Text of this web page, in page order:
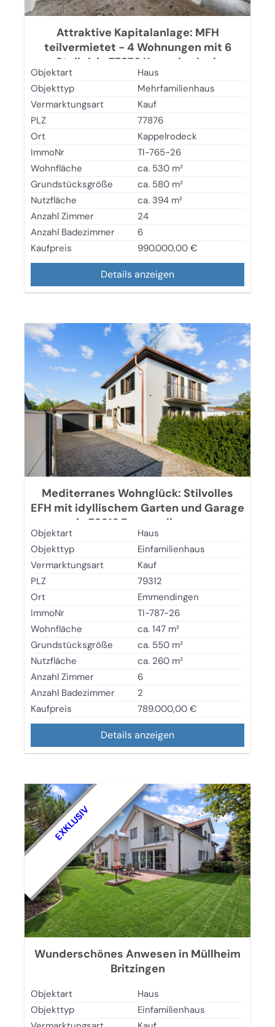
Attraktive Kapitalanlage: MFH
teilvermietet - 4 Wohnungen mit 6
Stellpl. in 77876 Kappelrodeck
Objektart
Haus
Objekttyp
Mehrfamilienhaus
Vermarktungsart
Kauf
PLZ
77876
Ort
Kappelrodeck
ImmoNr
TI-765-26
Wohnfläche
ca. 530 m²
Grundstücksgröße
ca. 580 m²
Nutzfläche
ca. 394 m²
Anzahl Zimmer
24
Anzahl Badezimmer
6
Kaufpreis
990.000,00 €
Details anzeigen
Mediterranes Wohnglück: Stilvolles
EFH mit idyllischem Garten und Garage
in 79312 Emmendingen
Objektart
Haus
Objekttyp
Einfamilienhaus
Vermarktungsart
Kauf
PLZ
79312
Ort
Emmendingen
ImmoNr
TI-787-26
Wohnfläche
ca. 147 m²
Grundstücksgröße
ca. 550 m²
Nutzfläche
ca. 260 m²
Anzahl Zimmer
6
Anzahl Badezimmer
2
Kaufpreis
789.000,00 €
Details anzeigen
EXKLUSIV
Wunderschönes Anwesen in Müllheim
Britzingen
Objektart
Haus
Objekttyp
Einfamilienhaus